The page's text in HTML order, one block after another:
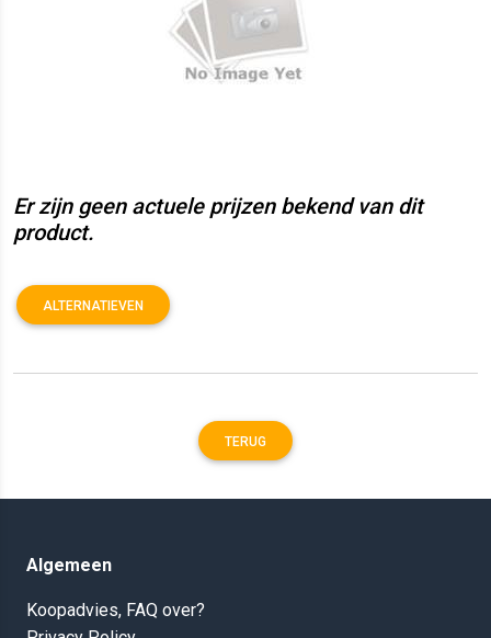
Er zijn geen actuele prijzen bekend van dit
product.
ALTERNATIEVEN
TERUG
Algemeen
Koopadvies, FAQ over?